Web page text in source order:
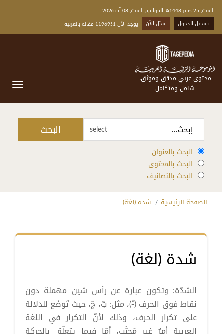
السبت, 25 صفر 1448هـ الموافق السبت, 08 آب 2026
تسجيل الدخول
سجّل الآن يوجد الآن 1196951 مقالة بالعربية
محتوى عربي مدقق وموثق،
شامل ومتكامل
select البحث
البحث بالعنوان
البحث بالمحتوى
البحث بالتصانيف
الصفحة الرئيسية شدة (لغة)
شدة (لغة)
الشدّة: وتكون عبارة عن رأس شين مهملة دون
نقاط فوق الحرف (-ّ)، مثل: بّ، جّ، حيث تُوضَع للدلالة
على تكرار الحرف، وذلك لأنّ التكرار في اللغة
العربية أمرٌ غير مُحبَّب، أمّا فيما يتعلّق بالحركة